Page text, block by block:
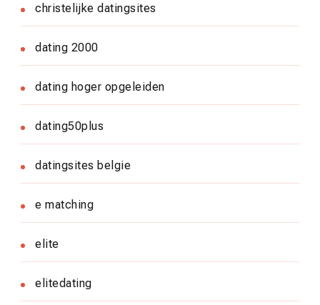
christelijke datingsites
dating 2000
dating hoger opgeleiden
dating50plus
datingsites belgie
e matching
elite
elitedating